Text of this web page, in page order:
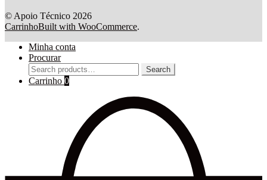
© Apoio Técnico 2026
CarrinhoBuilt with WooCommerce.
Minha conta
Procurar
Search
for:
Search
Carrinho 0